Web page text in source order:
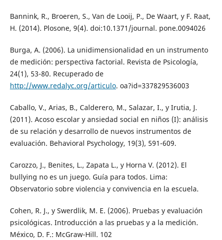
Bannink, R., Broeren, S., Van de Looij, P., De Waart, y F. Raat,
H. (2014). Plosone, 9(4). doi:10.1371/journal. pone.0094026
Burga, A. (2006). La unidimensionalidad en un instrumento
de medición: perspectiva factorial. Revista de Psicología,
24(1), 53-80. Recuperado de
http://www.redalyc.org/articulo. oa?id=337829536003
Caballo, V., Arias, B., Calderero, M., Salazar, I., y Irutia, J.
(2011). Acoso escolar y ansiedad social en niños (I): análisis
de su relación y desarrollo de nuevos instrumentos de
evaluación. Behavioral Psychology, 19(3), 591-609.
Carozzo, J., Benites, L., Zapata L., y Horna V. (2012). El
bullying no es un juego. Guía para todos. Lima:
Observatorio sobre violencia y convivencia en la escuela.
Cohen, R. J., y Swerdlik, M. E. (2006). Pruebas y evaluación
psicológicas. Introducción a las pruebas y a la medición.
México, D. F.: McGraw-Hill. 102